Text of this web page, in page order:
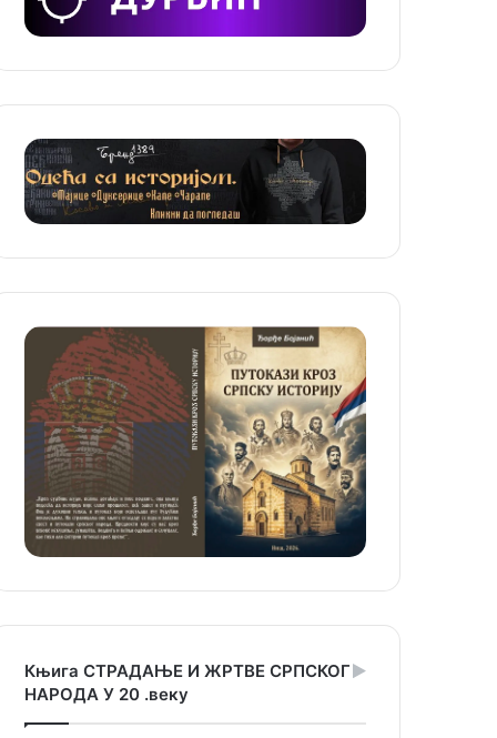
Књига СТРАДАЊЕ И ЖРТВЕ СРПСКОГ
НАРОДА У 20 .веку